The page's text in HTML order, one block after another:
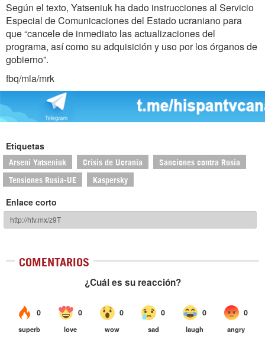
Según el texto, Yatseniuk ha dado instrucciones al Servicio
Especial de Comunicaciones del Estado ucraniano para
que “cancele de inmediato las actualizaciones del
programa, así como su adquisición y uso por los órganos de
gobierno”.
fbq/mla/mrk
Etiquetas
Arseni Yatseniuk Crisis de Ucrania Sanciones contra Rusia
Tensiones Rusia-UE Kaspersky
Enlace corto
COMENTARIOS